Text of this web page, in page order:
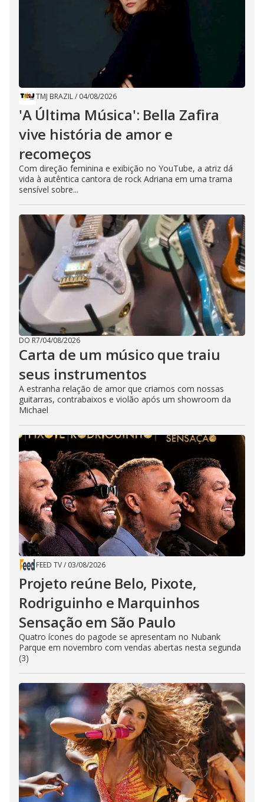
TMJ BRAZIL/ 04/08/2026
'A Última Música': Bella Zafira
vive história de amor e
recomeços
Com direção feminina e exibição no YouTube, a atriz dá
vida à autêntica cantora de rock Adriana em uma trama
sensível sobre...
DO R7/04/08/2026
Carta de um músico que traiu
seus instrumentos
A estranha relação de amor que criamos com nossas
guitarras, contrabaixos e violão após um showroom da
Michael
FEED TV/ 03/08/2026
Projeto reúne Belo, Pixote,
Rodriguinho e Marquinhos
Sensação em São Paulo
Quatro ícones do pagode se apresentam no Nubank
Parque em novembro com vendas abertas nesta segunda
(3)